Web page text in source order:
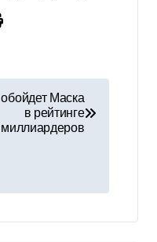
обойдет Маска
в рейтинге
миллиардеров